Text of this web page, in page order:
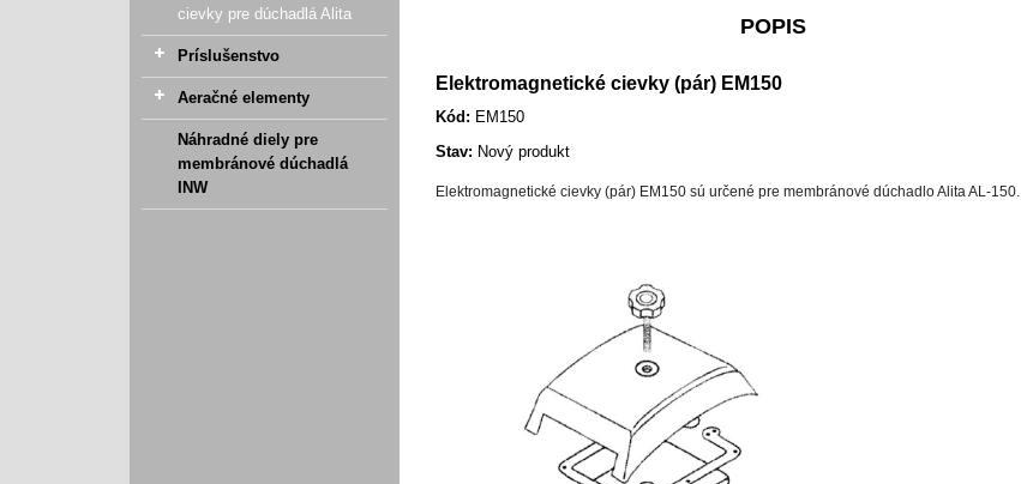
cievky pre dúchadlá Alita
Príslušenstvo
Aeračné elementy
Náhradné diely pre
membránové dúchadlá
INW
POPIS
Elektromagnetické cievky (pár) EM150
Kód: EM150
Stav: Nový produkt
Elektromagnetické cievky (pár) EM150 sú určené pre membránové dúchadlo Alita AL-150.